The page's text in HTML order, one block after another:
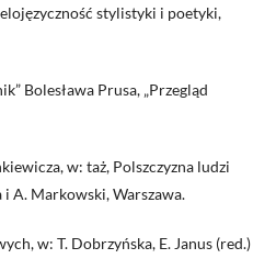
stylistyki i poetyki,
Bolesława Prusa, „Przegląd
w: taż, Polszczyzna ludzi
A. Markowski, Warszawa.
w: T. Dobrzyńska, E. Janus (red.)